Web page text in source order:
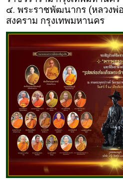
๔. พระราชพัฒนากร (หลวงพ่
สงคราม กรุงเทพมหานคร